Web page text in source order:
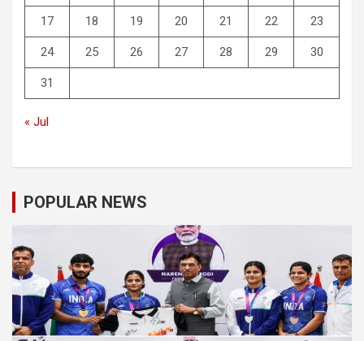
17 18 19 20 21 22 23
24 25 26 27 28 29 30
31
« Jul
POPULAR NEWS